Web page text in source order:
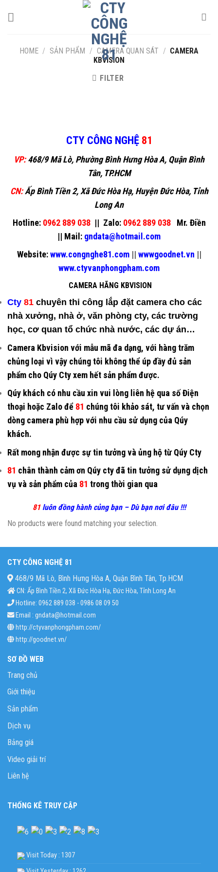
HOME / SẢN PHẨM / CAMERA QUAN SÁT / CAMERA
KBVISION
FILTER
CTY CÔNG NGHỆ 81
VP: 468/9 Mã Lò, Phường Bình Hưng Hòa A, Quận Bình
Tân, TP.HCM
CN: Ấp Bình Tiền 2, Xã Đức Hòa Hạ, Huyện Đức Hòa, Tỉnh
Long An
Hotline:0962 889 038 || Zalo:0962 889 038 Mr. Điền
|| Mail: gndata@hotmail.com
Website: www.congnghe81.com|| wwwgoodnet.vn ||
www.ctyvanphongpham.com
CAMERA HÃNG KBVISION
Cty 81 chuyên thi công lắp đặt camera cho các
nhà xưởng, nhà ở, văn phòng cty, các trường
học, cơ quan tổ chức nhà nước, các dự án…
Camera Kbvision với mẫu mã đa dạng, với hàng trăm
chủng loại vì vậy chúng tôi không thể úp đầy đủ sản
phẩm cho Qúy Cty xem hết sản phẩm được.
Qúy khách có nhu cầu xin vui lòng liên hệ qua số Điện
thoại hoặc Zalo để 81 chúng tôi khảo sát, tư vấn và chọn
dòng camera phù hợp với nhu cầu sử dụng của Qúy
khách.
Rất mong nhận được sự tin tưởng và ủng hộ từ Qúy Cty
81 chân thành cảm ơn Qúy cty đã tin tưởng sử dụng dịch
vụ và sản phẩm của 81 trong thời gian qua
81 luôn đồng hành củng bạn – Dù bạn nơi đâu !!!
No products were found matching your selection.
CTY CÔNG NGHỆ 81
468/9 Mã Lò, Bình Hưng Hòa A, Quận Bình Tân, Tp.HCM
CN: Ấp Bình Tiền 2, Xã Đức Hòa Hạ, Đức Hòa, Tỉnh Long An
Hotline: 0962 889 038 - 0986 08 09 50
Email : gndata@hotmail.com
http://ctyvanphongpham.com/
http://goodnet.vn/
SƠ ĐỒ WEB
Trang chủ
Giới thiệu
Sản phẩm
Dịch vụ
Bảng giá
Video giải trí
Liên hệ
THỐNG KÊ TRUY CẬP
Visit Today : 1307